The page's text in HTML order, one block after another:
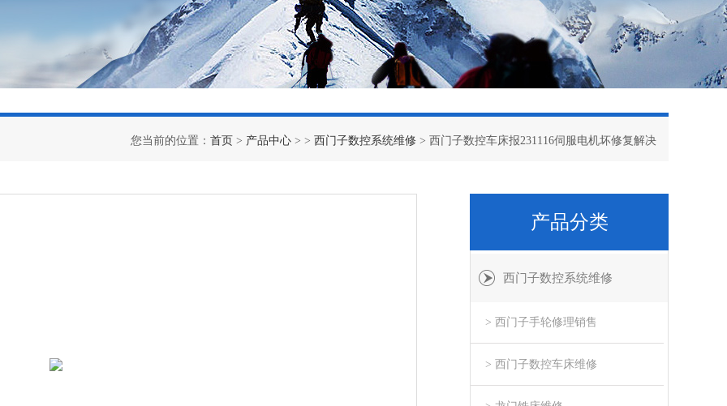
您当前的位置： 首页 > 产品中心 > > 西门子数控系统维修 > 西门子数控车床报231116伺服电机坏修复解决
产品分类
西门子数控系统维修
> 西门子手轮修理销售
> 西门子数控车床维修